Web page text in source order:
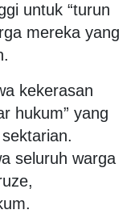
untuk “turun
mereka yang
kekerasan
hukum” yang
seluruh warga